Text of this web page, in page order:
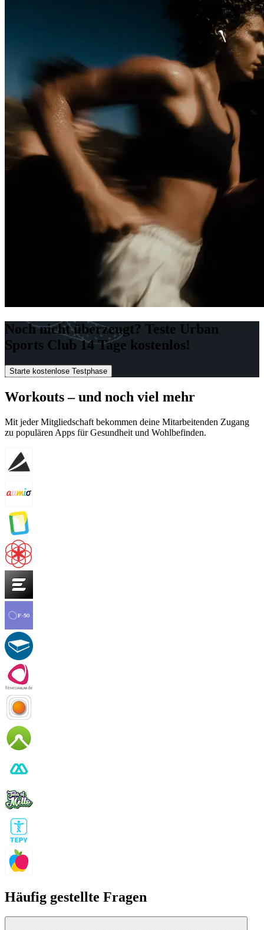
Noch nicht überzeugt? Teste Urban
Sports Club 14 Tage kostenlos!
Starte kostenlose Testphase
Workouts – und noch viel mehr
Mit jeder Mitgliedschaft bekommen deine Mitarbeitenden Zugang
zu populären Apps für Gesundheit und Wohlbefinden.
Häufig gestellte Fragen